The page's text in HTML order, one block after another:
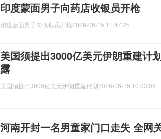
印度蒙面男子向药店收银员开枪
印度蒙面男子向收银员开枪2026-06-15 11:47:25
美国须提出3000亿美元伊朗重建计
露
美国须提出3000亿美元伊朗重建计划2026-06-15 10:03:09
河南开封一名男童家门口走失 全网